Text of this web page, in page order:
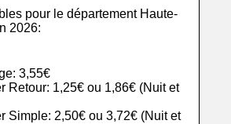
pour le département Haute-
2026:
3,55€
Retour: 1,25€ ou 1,86€ (Nuit et
Simple: 2,50€ ou 3,72€ (Nuit et